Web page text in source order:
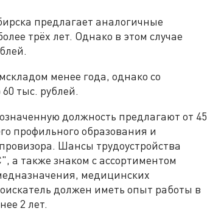
предлагает аналогичные
трёх лет. Однако в этом случае
менее года, однако со
тыс. рублей.
должность предлагают от 45
профильного образования и
Шансы трудоустройства
а также знаком с ассортиментом
медицинских
должен иметь опыт работы в
2 лет.